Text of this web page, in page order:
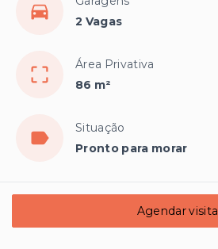
2 Vagas
Área Privativa
86 m²
Situação
Pronto para morar
Agendar visita